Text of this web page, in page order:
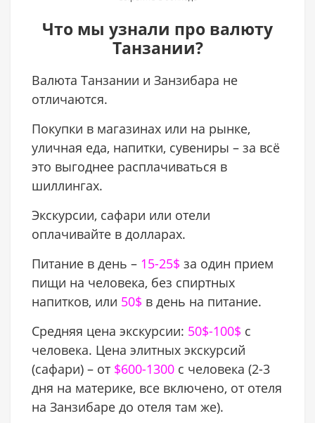
Что мы узнали про валюту
Танзании?
Валюта Танзании и Занзибара не
отличаются.
Покупки в магазинах или на рынке,
уличная еда, напитки, сувениры – за всё
это выгоднее расплачиваться в
шиллингах.
Экскурсии, сафари или отели
оплачивайте в долларах.
Питание в день – 15-25$ за один прием
пищи на человека, без спиртных
напитков, или 50$ в день на питание.
Средняя цена экскурсии: 50$-100$ c
человека. Цена элитных экскурсий
(сафари) – от $600-1300 c человека (2-3
дня на материке, все включено, от отеля
на Занзибаре до отеля там же).